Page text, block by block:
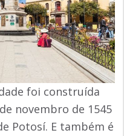
foi construída
novembro de 1545
Potosí. E também é